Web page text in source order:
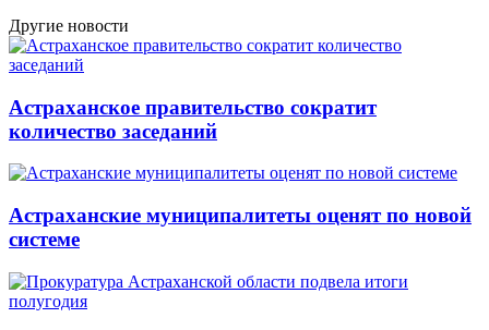
Другие новости
Астраханское правительство сократит
количество заседаний
Астраханские муниципалитеты оценят по новой
системе